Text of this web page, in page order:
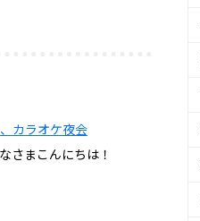
カラオケ夜会
さまこんにちは！